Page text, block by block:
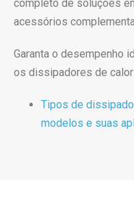
completo de soluções
acessórios
Garanta o desempenho
os dissipadores de
Tipos de
modelos e suas